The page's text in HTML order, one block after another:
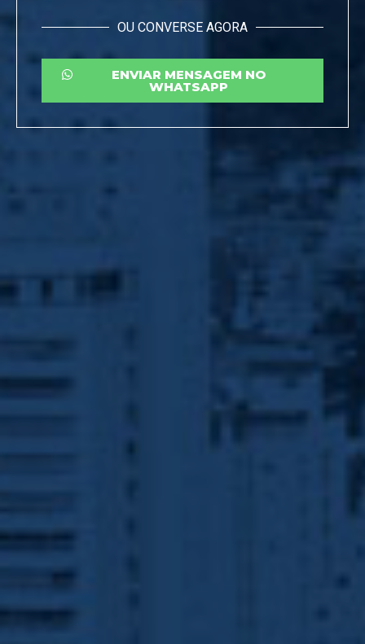
OU CONVERSE AGORA
ENVIAR MENSAGEM NO
WHATSAPP